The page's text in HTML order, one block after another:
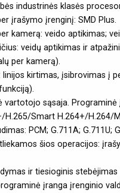
industrinės klasės
įrašymo įrenginį: SMD Plus.
kamerą: veido aptikimas;
veidų aptikimas ir
per kamerą).
linijos kirtimas, įsibrovimas į
vartotojo sąsaja. Programinė
H.265/Smart H.264+/H.264/
PCM; G.711A; G.711U;
šios operacijos:
ir tiesioginis
įranga įrenginio